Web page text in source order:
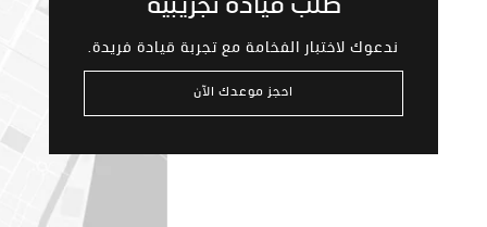
طلب قيادة تجريبية
ندعوك لاختبار الفخامة مع تجربة قيادة فريدة.
احجز موعدك الآن